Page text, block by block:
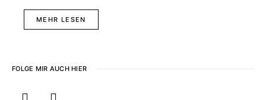
MEHR LESEN
FOLGE MIR AUCH HIER